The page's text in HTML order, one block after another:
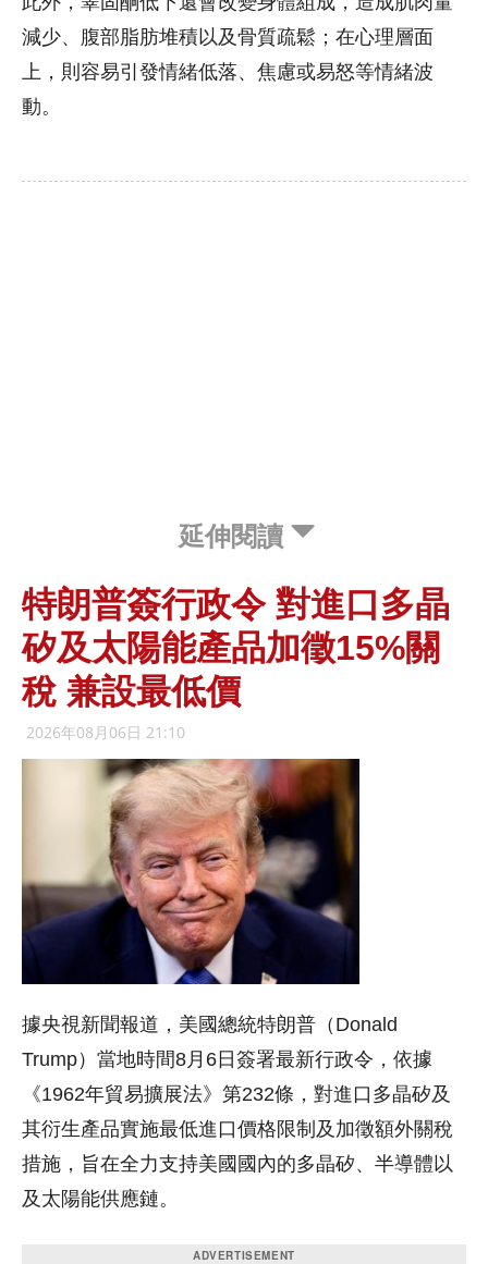
減少、腹部脂肪堆積以及骨質疏鬆；在心理層面
上，則容易引發情緒低落、焦慮或易怒等情緒波
動。
延伸閱讀
特朗普簽行政令 對進口多晶
矽及太陽能產品加徵15%關
稅 兼設最低價
2026年08月06日 21:10
據央視新聞報道，美國總統特朗普（Donald
Trump）當地時間8月6日簽署最新行政令，依據
《1962年貿易擴展法》第232條，對進口多晶矽及
其衍生產品實施最低進口價格限制及加徵額外關稅
措施，旨在全力支持美國國內的多晶矽、半導體以
及太陽能供應鏈。